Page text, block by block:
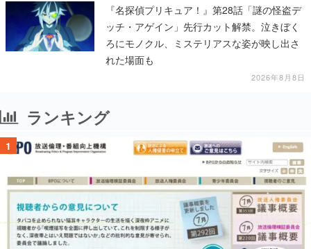
『名探偵プリキュア！』第28話「謎の怪盗デ
ッチ・アゲイン」先行カット解禁。泣きぼく
ろにモノクル、ミステリアスな姿が映し出さ
れた場面も
2026年8月8日
ランキング
1